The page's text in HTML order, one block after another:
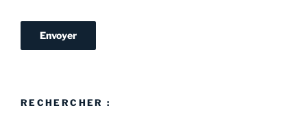
RECHERCHER :